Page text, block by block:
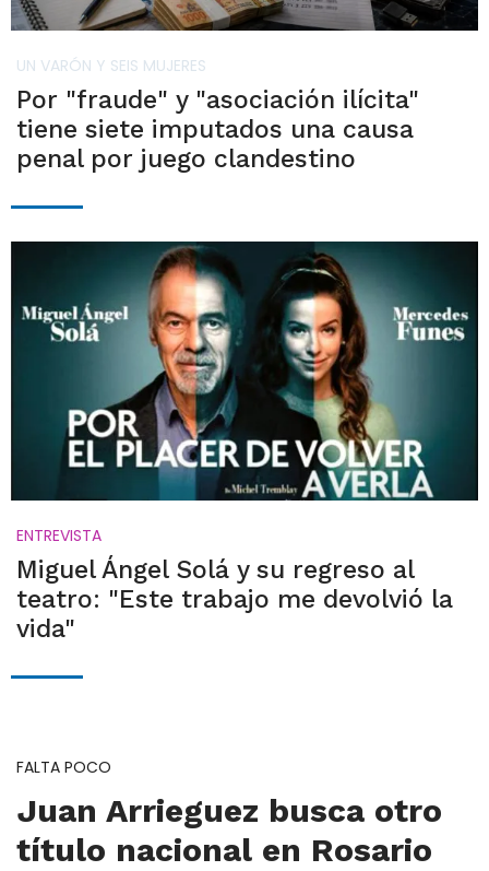
UN VARÓN Y SEIS MUJERES
Por "fraude" y "asociación ilícita"
tiene siete imputados una causa
penal por juego clandestino
ENTREVISTA
Miguel Ángel Solá y su regreso al
teatro: "Este trabajo me devolvió la
vida"
FALTA POCO
Juan Arrieguez busca otro
título nacional en Rosario